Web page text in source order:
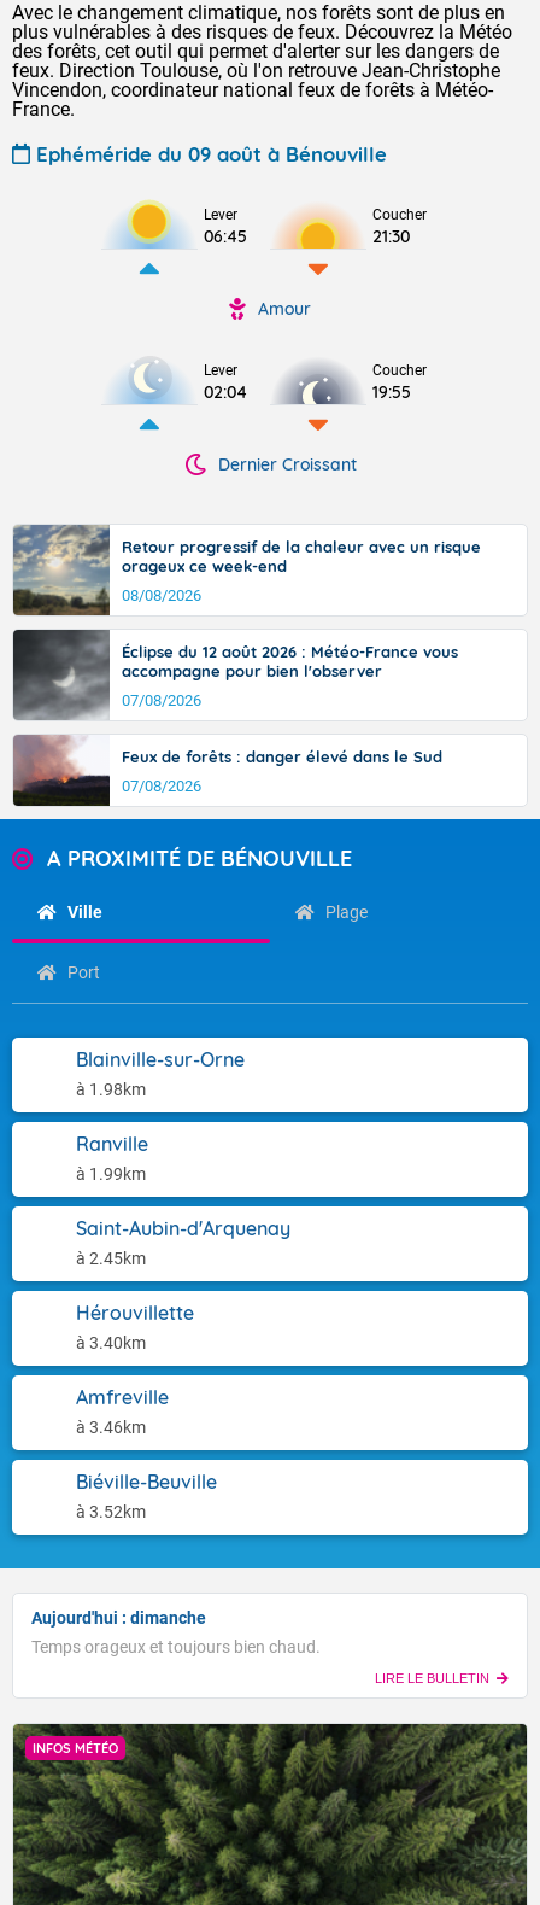
Avec le changement climatique, nos forêts sont de plus en
plus vulnérables à des risques de feux. Découvrez la Météo
des forêts, cet outil qui permet d'alerter sur les dangers de
feux. Direction Toulouse, où l'on retrouve Jean-Christophe
Vincendon, coordinateur national feux de forêts à Météo-
France.
Ephéméride du 09 août à Bénouville
Lever
06:45
Coucher
21:30
Amour
Lever
02:04
Coucher
19:55
Dernier Croissant
Retour progressif de la chaleur avec un risque
orageux ce week-end
08/08/2026
Éclipse du 12 août 2026 : Météo-France vous
accompagne pour bien l'observer
07/08/2026
Feux de forêts : danger élevé dans le Sud
07/08/2026
A PROXIMITÉ DE BÉNOUVILLE
Ville Plage
Port
Blainville-sur-Orne
à 1.98km
Ranville
à 1.99km
Saint-Aubin-d'Arquenay
à 2.45km
Hérouvillette
à 3.40km
Amfreville
à 3.46km
Biéville-Beuville
à 3.52km
Aujourd'hui : dimanche
Temps orageux et toujours bien chaud.
LIRE LE BULLETIN
INFOS MÉTÉO